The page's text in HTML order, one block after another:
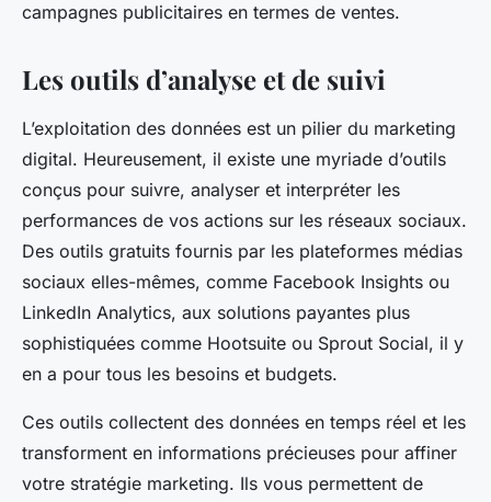
campagnes publicitaires en termes de ventes.
Les outils d’analyse et de suivi
L’exploitation des données est un pilier du marketing
digital. Heureusement, il existe une myriade d’outils
conçus pour suivre, analyser et interpréter les
performances de vos actions sur les réseaux sociaux.
Des outils gratuits fournis par les plateformes médias
sociaux elles-mêmes, comme Facebook Insights ou
LinkedIn Analytics, aux solutions payantes plus
sophistiquées comme Hootsuite ou Sprout Social, il y
en a pour tous les besoins et budgets.
Ces outils collectent des données en temps réel et les
transforment en informations précieuses pour affiner
votre stratégie marketing. Ils vous permettent de